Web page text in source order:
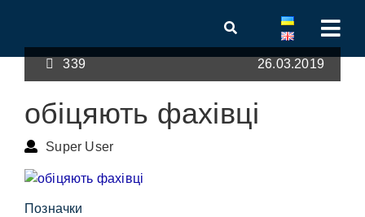
339 26.03.2019
обіцяють фахівці
Super User
Позначки